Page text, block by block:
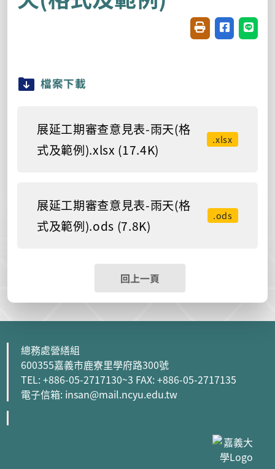
友善列印(開新視
分享至臉書
分享
檔案下載
展延工期審查意見表-雨天(格
式及範例).xlsx (17.4K)
.xlsx
展延工期審查意見表-雨天(格
式及範例).ods (7.8K)
.ods
回上一頁
總務處營繕組
600355嘉義市鹿寮里學府路300號
TEL: +886-05-2717130~3 FAX: +886-05-2717135
電子信箱: insan@mail.ncyu.edu.tw